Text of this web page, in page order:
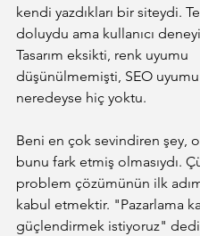
kendi yazdıkları bir siteydi.
doluydu ama kullanıcı
Tasarım eksikti, renk uyumu
düşünülmemişti, SEO uyumu
neredeyse hiç yoktu.
Beni en çok sevindiren şey,
bunu fark etmiş olmasıydı.
problem çözümünün ilk
kabul etmektir. "Pazarlama
güçlendirmek istiyoruz"